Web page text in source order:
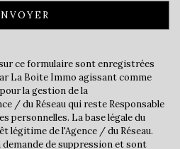
12,53 %
25 ans
35,93 %
ans
36,58 %
ce formulaire sont enregistrées
La Boite Immo agissant comme
la gestion de la
/ du Réseau qui reste Responsable
personnelles. La base légale du
de l'Agence / du Réseau.
de suppression et sont